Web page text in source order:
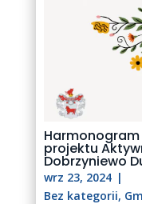
projektu
Dobrzyniewo
wrz 23, 2024 |
Bez kategorii,